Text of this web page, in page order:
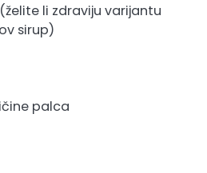
li zdraviju varijantu
sirup)
palca